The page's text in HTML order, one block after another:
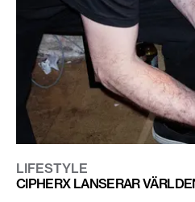
LIFESTYLE
CIPHERX LANSERAR